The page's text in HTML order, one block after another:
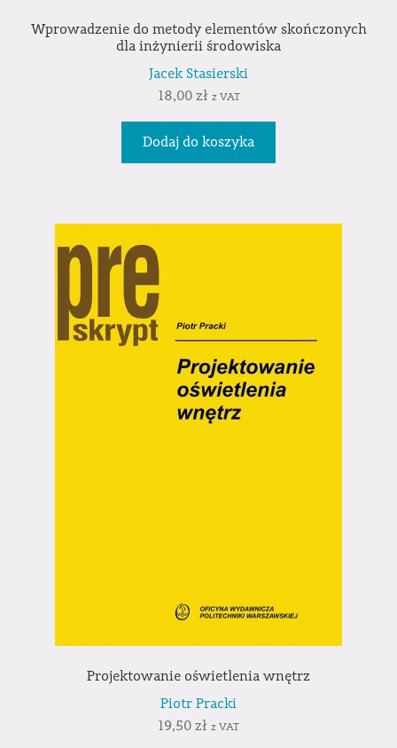
Wprowadzenie do metody elementów skończonych
dla inżynierii środowiska
Jacek Stasierski
18,00 zł z VAT
Dodaj do koszyka
Projektowanie oświetlenia wnętrz
Piotr Pracki
19,50 zł z VAT